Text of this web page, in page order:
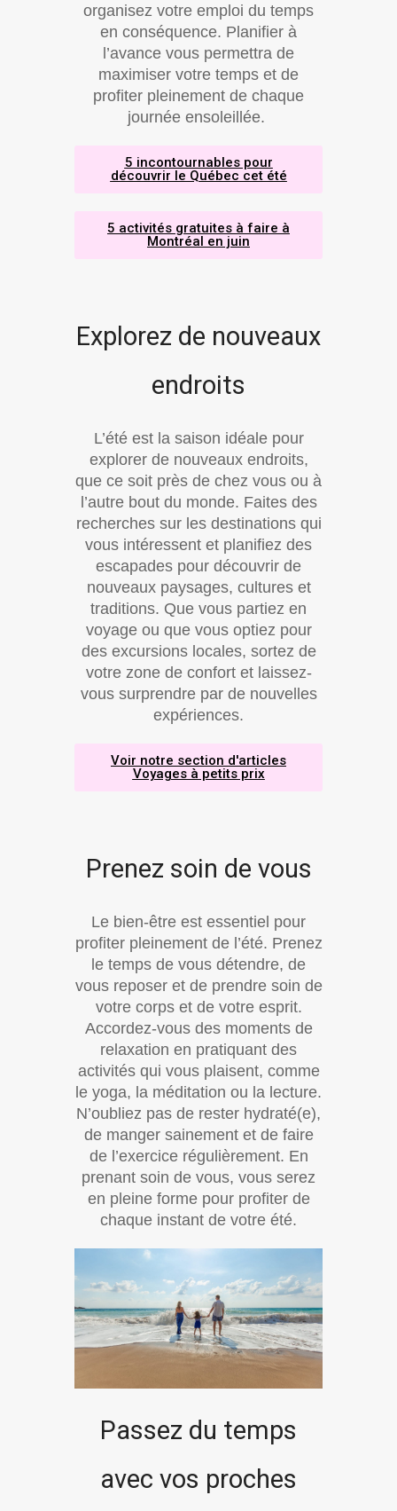
organisez votre emploi du temps
en conséquence. Planifier à
l’avance vous permettra de
maximiser votre temps et de
profiter pleinement de chaque
journée ensoleillée.
5 incontournables pour
découvrir le Québec cet été
5 activités gratuites à faire à
Montréal en juin
Explorez de nouveaux
endroits
L’été est la saison idéale pour
explorer de nouveaux endroits,
que ce soit près de chez vous ou à
l’autre bout du monde. Faites des
recherches sur les destinations qui
vous intéressent et planifiez des
escapades pour découvrir de
nouveaux paysages, cultures et
traditions. Que vous partiez en
voyage ou que vous optiez pour
des excursions locales, sortez de
votre zone de confort et laissez-
vous surprendre par de nouvelles
expériences.
Voir notre section d'articles
Voyages à petits prix
Prenez soin de vous
Le bien-être est essentiel pour
profiter pleinement de l’été. Prenez
le temps de vous détendre, de
vous reposer et de prendre soin de
votre corps et de votre esprit.
Accordez-vous des moments de
relaxation en pratiquant des
activités qui vous plaisent, comme
le yoga, la méditation ou la lecture.
N’oubliez pas de rester hydraté(e),
de manger sainement et de faire
de l’exercice régulièrement. En
prenant soin de vous, vous serez
en pleine forme pour profiter de
chaque instant de votre été.
Passez du temps
avec vos proches